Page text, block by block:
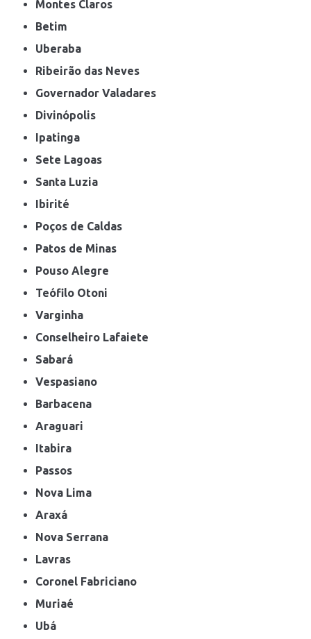
Montes Claros
Betim
Uberaba
Ribeirão das Neves
Governador Valadares
Divinópolis
Ipatinga
Sete Lagoas
Santa Luzia
Ibirité
Poços de Caldas
Patos de Minas
Pouso Alegre
Teófilo Otoni
Varginha
Conselheiro Lafaiete
Sabará
Vespasiano
Barbacena
Araguari
Itabira
Passos
Nova Lima
Araxá
Nova Serrana
Lavras
Coronel Fabriciano
Muriaé
Ubá